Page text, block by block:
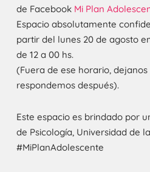
de Facebook Mi Plan
Espacio absolutamente
partir del lunes 20 de agosto
de 12 a 00 hs.
(Fuera de ese horario,
respondemos después).
Este espacio es brindado por
de Psicología, Universidad de
#MiPlanAdolescente